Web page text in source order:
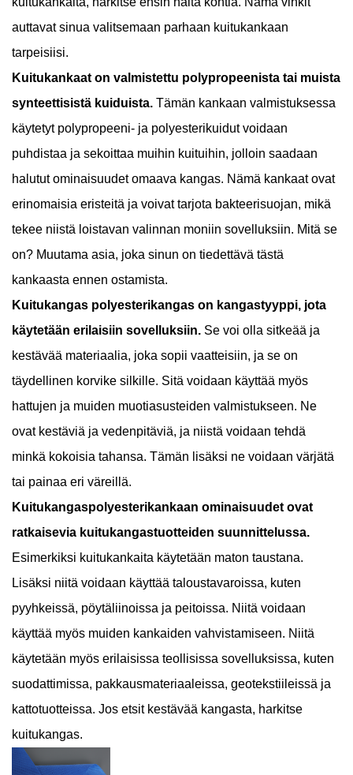
auttavat sinua valitsemaan parhaan kuitukankaan
tarpeisiisi.
Kuitukankaat on valmistettu polypropeenista tai muista
synteettisistä kuiduista. Tämän kankaan valmistuksessa
käytetyt polypropeeni- ja polyesterikuidut voidaan
puhdistaa ja sekoittaa muihin kuituihin, jolloin saadaan
halutut ominaisuudet omaava kangas. Nämä kankaat ovat
erinomaisia ​​eristeitä ja voivat tarjota bakteerisuojan, mikä
tekee niistä loistavan valinnan moniin sovelluksiin. Mitä se
on? Muutama asia, joka sinun on tiedettävä tästä
kankaasta ennen ostamista.
Kuitukangas polyesterikangas on kangastyyppi, jota
käytetään erilaisiin sovelluksiin. Se voi olla sitkeää ja
kestävää materiaalia, joka sopii vaatteisiin, ja se on
täydellinen korvike silkille. Sitä voidaan käyttää myös
hattujen ja muiden muotiasusteiden valmistukseen. Ne
ovat kestäviä ja vedenpitäviä, ja niistä voidaan tehdä
minkä kokoisia tahansa. Tämän lisäksi ne voidaan värjätä
tai painaa eri väreillä.
Kuitukangaspolyesterikankaan ominaisuudet ovat
ratkaisevia kuitukangastuotteiden suunnittelussa.
Esimerkiksi kuitukankaita käytetään maton taustana.
Lisäksi niitä voidaan käyttää taloustavaroissa, kuten
pyyhkeissä, pöytäliinoissa ja peitoissa. Niitä voidaan
käyttää myös muiden kankaiden vahvistamiseen. Niitä
käytetään myös erilaisissa teollisissa sovelluksissa, kuten
suodattimissa, pakkausmateriaaleissa, geotekstiileissä ja
kattotuotteissa. Jos etsit kestävää kangasta, harkitse
kuitukangas.